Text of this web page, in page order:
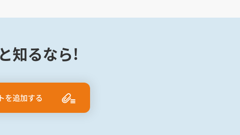
知るなら!
を追加する